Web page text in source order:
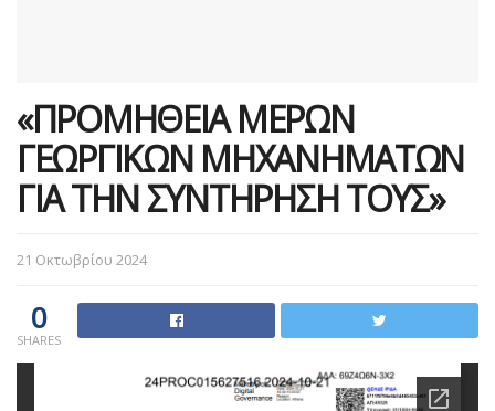
«ΠΡΟΜΗΘΕΙΑ ΜΕΡΩΝ
ΓΕΩΡΓΙΚΩΝ ΜΗΧΑΝΗΜΑΤΩΝ
ΓΙΑ ΤΗΝ ΣΥΝΤΗΡΗΣΗ ΤΟΥΣ»
21 Οκτωβρίου 2024
0
SHARES